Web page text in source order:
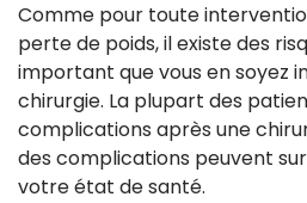
Comme pour toute
perte de poids, il existe des
important que vous en soyez
chirurgie. La plupart des
complications après une
des complications peuvent
votre état de santé.